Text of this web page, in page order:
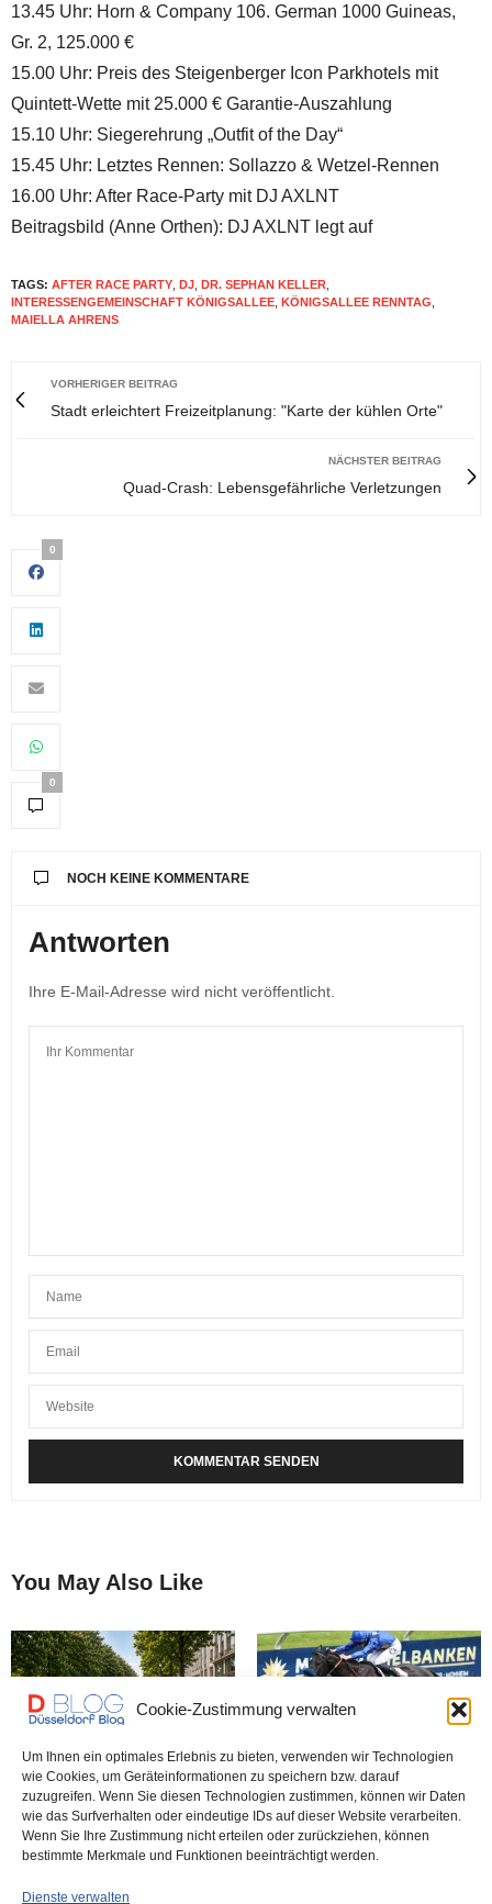
Cookie-Zustimmung verwalten
Um Ihnen ein optimales Erlebnis zu bieten, verwenden wir Technologien
wie Cookies, um Geräteinformationen zu speichern bzw. darauf
zuzugreifen. Wenn Sie diesen Technologien zustimmen, können wir Daten
wie das Surfverhalten oder eindeutige IDs auf dieser Website verarbeiten.
Wenn Sie Ihre Zustimmung nicht erteilen oder zurückziehen, können
bestimmte Merkmale und Funktionen beeinträchtigt werden.
Dienste verwalten
13.45 Uhr: Horn & Company 106. German 1000 Guineas,
Gr. 2, 125.000 €
15.00 Uhr: Preis des Steigenberger Icon Parkhotels mit
Quintett-Wette mit 25.000 € Garantie-Auszahlung
15.10 Uhr: Siegerehrung „Outfit of the Day“
15.45 Uhr: Letztes Rennen: Sollazzo & Wetzel-Rennen
16.00 Uhr: After Race-Party mit DJ AXLNT
Beitragsbild (Anne Orthen): DJ AXLNT legt auf
TAGS: AFTER RACE PARTY DJ DR. SEPHAN KELLER
INTERESSENGEMEINSCHAFT KÖNIGSALLEE KÖNIGSALLEE RENNTAG
MAIELLA AHRENS
VORHERIGER BEITRAG
Stadt erleichtert Freizeitplanung: "Karte der kühlen Orte"
NÄCHSTER BEITRAG
Quad-Crash: Lebensgefährliche Verletzungen
0
0
NOCH KEINE KOMMENTARE
Antworten
Ihre E-Mail-Adresse wird nicht veröffentlicht.
You May Also Like
„Ein 200 Jahre alter
Boulevard wird zerstört“ – IG
Königsallee gegen
Ratsbeschluss
Königsallee-Renntag –
Highlight am Grafenberg